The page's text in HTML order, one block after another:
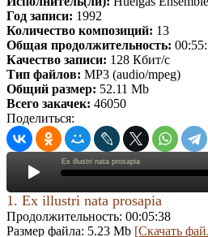
Год записи: 1992
Количество композиций: 13
Общая продолжительность:
Качество записи: 128 Кбит/с
Тип файлов: MP3 (audio/mpeg)
Общий размер: 52.11 Mb
Всего закачек: 46050
Поделиться:
Ex illustri nata prosapia
1. Ex illustri nata prosapia
Продолжительность: 00:05:38
Размер файла: 5.23 Mb [Скачать